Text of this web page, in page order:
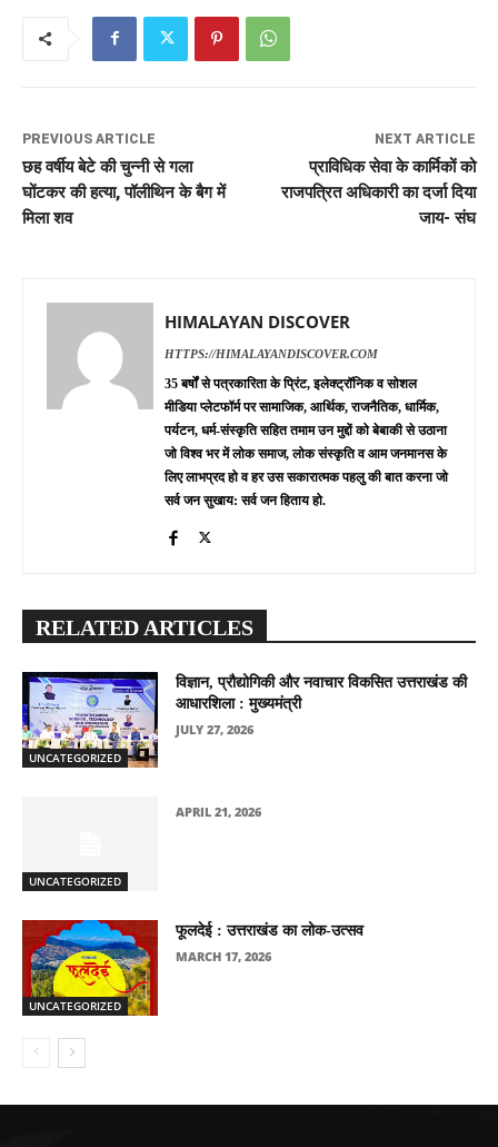
PREVIOUS ARTICLE
छह वर्षीय बेटे की चुन्नी से गला
घोंटकर की हत्या, पॉलीथिन के बैग में
मिला शव
NEXT ARTICLE
प्राविधिक सेवा के कार्मिकों को
राजपत्रित अधिकारी का दर्जा दिया
जाय- संघ
HIMALAYAN DISCOVER
HTTPS://HIMALAYANDISCOVER.COM
35 बर्षों से पत्रकारिता के प्रिंट, इलेक्ट्रॉनिक व सोशल
मीडिया प्लेटफॉर्म पर सामाजिक, आर्थिक, राजनैतिक, धार्मिक,
पर्यटन, धर्म-संस्कृति सहित तमाम उन मुद्दों को बेबाकी से उठाना
जो विश्व भर में लोक समाज, लोक संस्कृति व आम जनमानस के
लिए लाभप्रद हो व हर उस सकारात्मक पहलु की बात करना जो
सर्व जन सुखाय: सर्व जन हिताय हो.
RELATED ARTICLES
UNCATEGORIZED
विज्ञान, प्रौद्योगिकी और नवाचार विकसित उत्तराखंड की
आधारशिला : मुख्यमंत्री
JULY 27, 2026
UNCATEGORIZED
APRIL 21, 2026
UNCATEGORIZED
फूलदेई : उत्तराखंड का लोक-उत्सव
MARCH 17, 2026